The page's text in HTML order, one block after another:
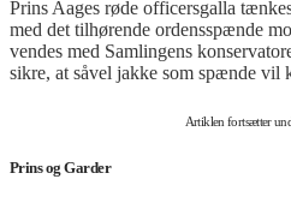
Prins Aages røde officersgalla
med det tilhørende ordensspænde
vendes med Samlingens
sikre, at såvel jakke som spænde vil
Artiklen fortsætter
Prins og Garder